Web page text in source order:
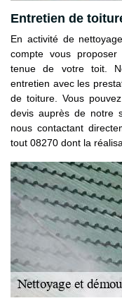
Entretien de
En activité de
compte vous
tenue de votre toit.
entretien avec les
de toiture. Vous
devis auprès de notre
nous contactant
tout 08270 dont la